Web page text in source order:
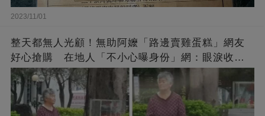
2023/11/01
整天都無人光顧！無助阿嬤「路邊賣雞蛋糕」網友
好心搶購 在地人「不小心曝身份」網：眼淚收回
來了